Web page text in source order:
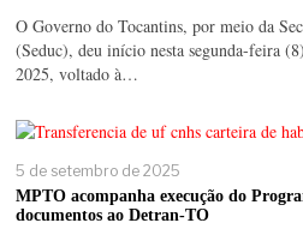
O Governo do Tocantins, por meio da
(Seduc), deu início nesta segunda-feira
2025, voltado à…
5 de setembro de 2025
MPTO acompanha execução do
documentos ao Detran-TO